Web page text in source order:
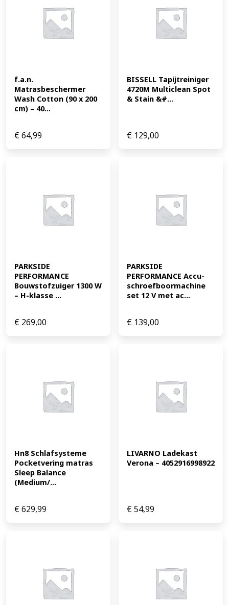
f.a.n.
Matrasbeschermer
Wash Cotton (90 x 200
cm) – 40...
€64,99
BISSELL Tapijtreiniger
4720M Multiclean Spot
& Stain &#...
€ 129,00
PARKSIDE
PERFORMANCE
Bouwstofzuiger 1300 W
– H-klasse ...
€ 269,00
PARKSIDE
PERFORMANCE Accu-
schroefboormachine
set 12 V met ac...
€ 139,00
Hn8 Schlafsysteme
Pocketvering matras
Sleep Balance
(Medium/...
€629,99
LIVARNO Ladekast
Verona – 4052916998922
€54,99